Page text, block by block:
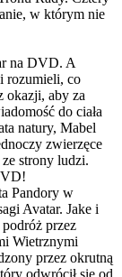
w którym nie
na DVD. A
rozumieli, co
okazji, aby za
do ciała
natury, Mabel
zwierzęce
strony ludzi.
Pandory w
Avatar. Jake i
przez
Wietrznymi
przez okrutną
odwrócił się od